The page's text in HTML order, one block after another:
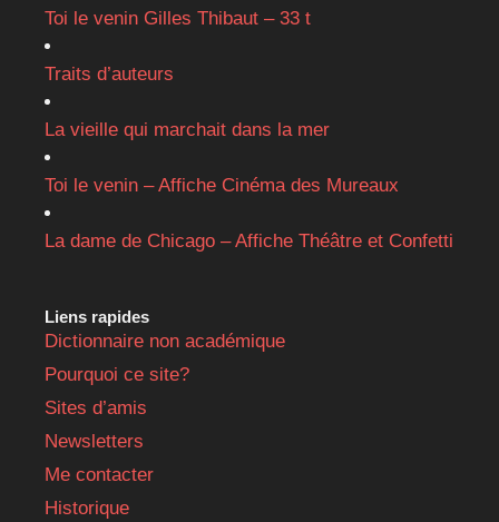
Toi le venin Gilles Thibaut – 33 t
Traits d’auteurs
La vieille qui marchait dans la mer
Toi le venin – Affiche Cinéma des Mureaux
La dame de Chicago – Affiche Théâtre et Confetti
Liens rapides
Dictionnaire non académique
Pourquoi ce site?
Sites d’amis
Newsletters
Me contacter
Historique